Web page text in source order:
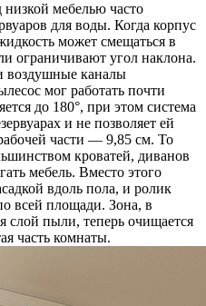
мебелью часто
для воды. Когда корпус
может смещаться в
ограничивают угол наклона.
воздушные каналы
мог работать почти
до 180°, при этом система
и не позволяет ей
части — 9,85 см. То
кроватей, диванов
мебель. Вместо этого
вдоль пола, и ролик
всей площади. Зона, в
слой пыли, теперь очищается
часть комнаты.